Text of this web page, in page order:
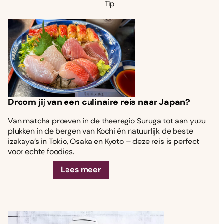
Tip
Droom jij van een culinaire reis naar Japan?
Van matcha proeven in de theeregio Suruga tot aan yuzu
plukken in de bergen van Kochi én natuurlijk de beste
izakaya’s in Tokio, Osaka en Kyoto – deze reis is perfect
voor echte foodies.
Lees meer